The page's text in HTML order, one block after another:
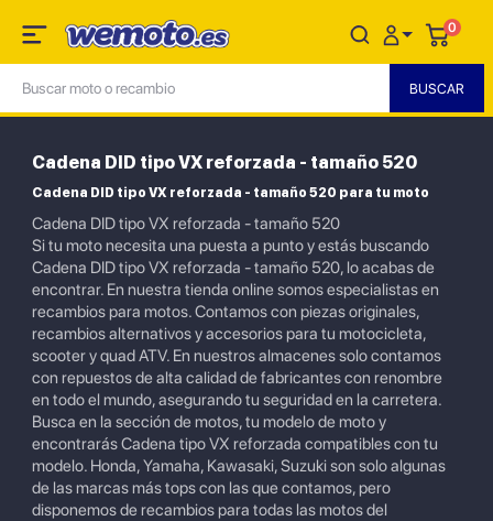
0
Cadena DID tipo VX reforzada - tamaño 520
Cadena DID tipo VX reforzada - tamaño 520 para tu moto
Cadena DID tipo VX reforzada - tamaño 520
Si tu moto necesita una puesta a punto y estás buscando
Cadena DID tipo VX reforzada - tamaño 520, lo acabas de
encontrar. En nuestra tienda online somos especialistas en
recambios para motos. Contamos con piezas originales,
recambios alternativos y accesorios para tu motocicleta,
scooter y quad ATV. En nuestros almacenes solo contamos
con repuestos de alta calidad de fabricantes con renombre
en todo el mundo, asegurando tu seguridad en la carretera.
Busca en la sección de motos, tu modelo de moto y
encontrarás Cadena tipo VX reforzada compatibles con tu
modelo. Honda, Yamaha, Kawasaki, Suzuki son solo algunas
de las marcas más tops con las que contamos, pero
disponemos de recambios para todas las motos del